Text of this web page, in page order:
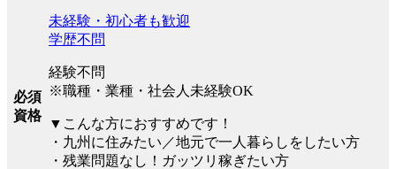
必須
資格
未経験・初心者も歓迎
学歴不問
経験不問
※職種・業種・社会人未経験OK
▼こんな方におすすめです！
・九州に住みたい／地元で一人暮らしをしたい方
・残業問題なし！ガッツリ稼ぎたい方